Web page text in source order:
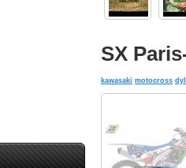
SX
kawasaki motocross